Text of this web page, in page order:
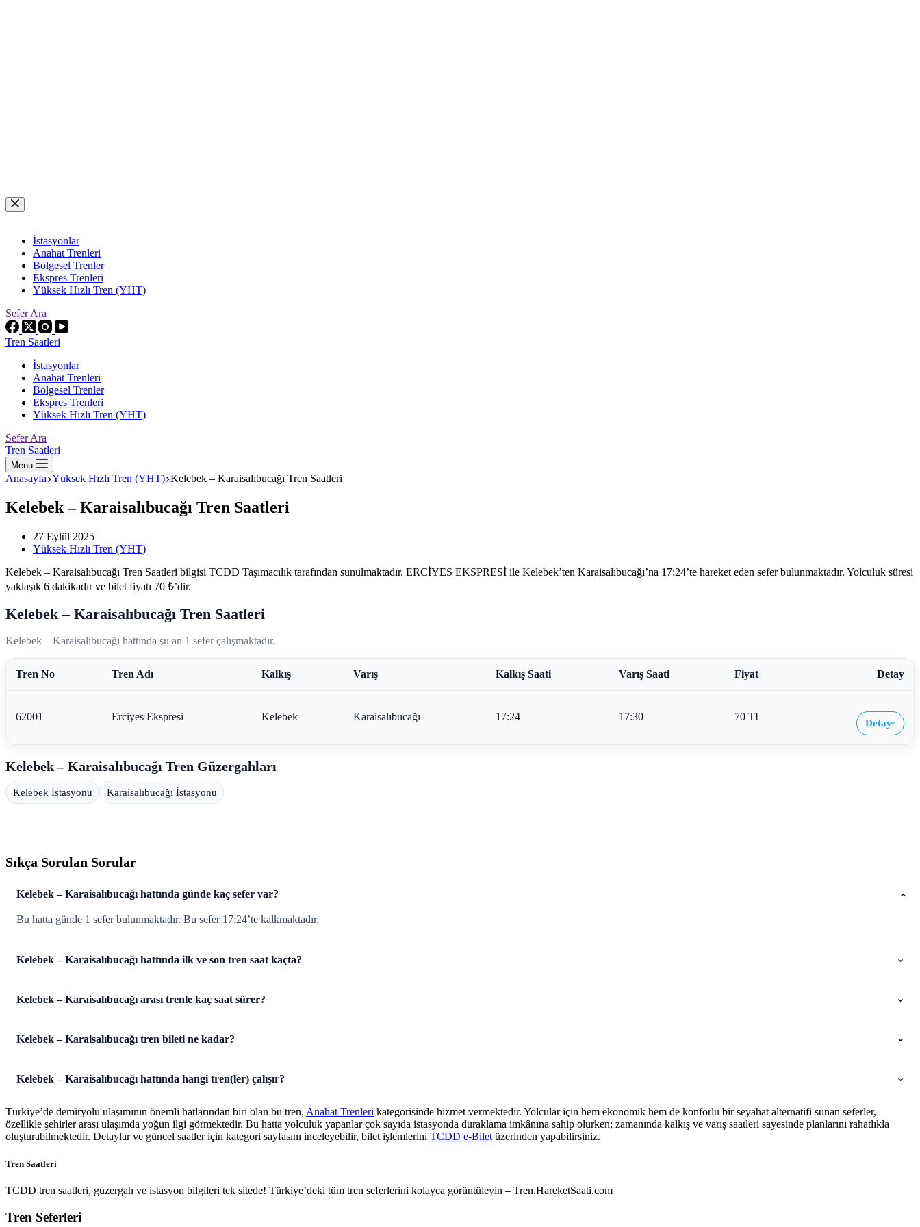
Skip
to
İstasyonlar
Anahat Trenleri
Bölgesel Trenler
Ekspres Trenleri
Yüksek Hızlı Tren (YHT)
Sefer Ara
Tren Saatleri
İstasyonlar
Anahat Trenleri
Bölgesel Trenler
Ekspres Trenleri
Yüksek Hızlı Tren (YHT)
Sefer Ara
Tren Saatleri
Menu
Anasayfa Yüksek Hızlı Tren (YHT) Kelebek – Karaisalıbucağı Tren Saatleri
Kelebek – Karaisalıbucağı Tren Saatleri
27 Eylül 2025
Yüksek Hızlı Tren (YHT)
Kelebek – Karaisalıbucağı Tren Saatleri bilgisi TCDD Taşımacılık tarafından sunulmaktadır. ERCİYES EKSPRESİ ile Kelebek’ten Karaisalıbucağı’na 17:24’te hareket eden sefer bulunmaktadır. Yolculuk süresi
yaklaşık 6 dakikadır ve bilet fiyatı 70 ₺’dir.
Kelebek – Karaisalıbucağı Tren Saatleri
Kelebek – Karaisalıbucağı hattında şu an 1 sefer çalışmaktadır.
Tren No Tren Adı Kalkış Varış Kalkış Saati Varış Saati Fiyat Detay
62001 Erciyes Ekspresi Kelebek Karaisalıbucağı 17:24 17:30 70 TL
Detay›
Kelebek – Karaisalıbucağı Tren Güzergahları
Kelebek İstasyonu Karaisalıbucağı İstasyonu
Sıkça Sorulan Sorular
Kelebek – Karaisalıbucağı hattında günde kaç sefer var?
Bu hatta günde 1 sefer bulunmaktadır. Bu sefer 17:24’te kalkmaktadır.
Kelebek – Karaisalıbucağı hattında ilk ve son tren saat kaçta?
Kelebek – Karaisalıbucağı arası trenle kaç saat sürer?
Kelebek – Karaisalıbucağı tren bileti ne kadar?
Kelebek – Karaisalıbucağı hattında hangi tren(ler) çalışır?
Türkiye’de demiryolu ulaşımının önemli hatlarından biri olan bu tren, Anahat Trenleri kategorisinde hizmet vermektedir. Yolcular için hem ekonomik hem de konforlu bir seyahat alternatifi sunan seferler,
özellikle şehirler arası ulaşımda yoğun ilgi görmektedir. Bu hatta yolculuk yapanlar çok sayıda istasyonda duraklama imkânına sahip olurken; zamanında kalkış ve varış saatleri sayesinde planlarını rahatlıkla
oluşturabilmektedir. Detaylar ve güncel saatler için kategori sayfasını inceleyebilir, bilet işlemlerini TCDD e-Biletüzerinden yapabilirsiniz.
Tren Saatleri
TCDD tren saatleri, güzergah ve istasyon bilgileri tek sitede! Türkiye’deki tüm tren seferlerini kolayca görüntüleyin – Tren.HareketSaati.com
Tren Seferleri